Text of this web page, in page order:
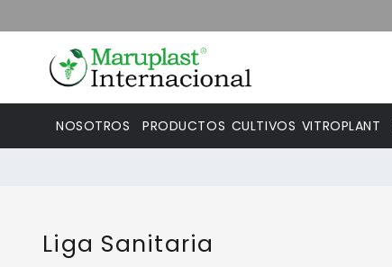
NOSOTROS PRODUCTOS CULTIVOS VITROPLANT
Liga Sanitaria